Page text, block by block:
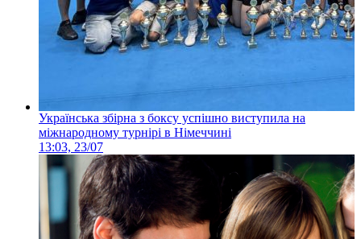
Українська збірна з боксу успішно виступила на
міжнародному турнірі в Німеччині
13:03, 23/07